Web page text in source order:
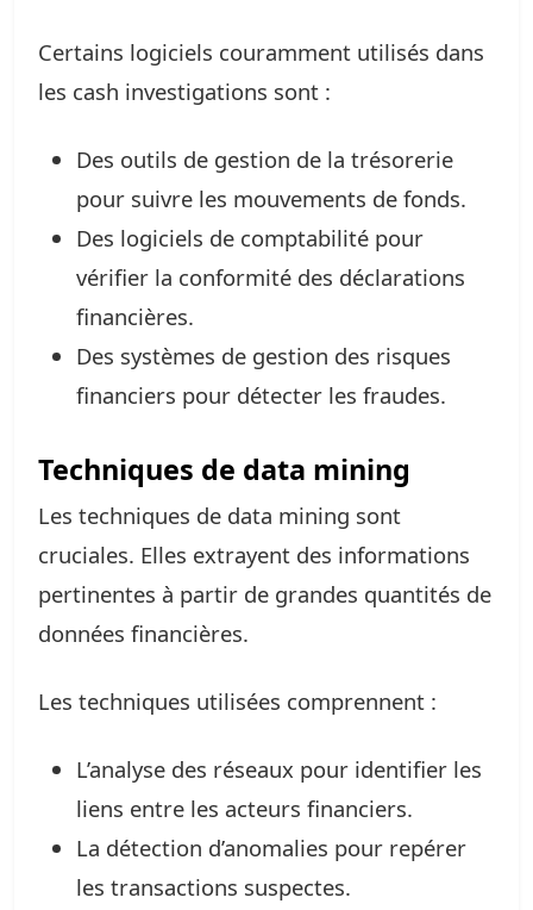
Certains logiciels couramment utilisés dans
les cash investigations sont :
Des outils de gestion de la trésorerie
pour suivre les mouvements de fonds.
Des logiciels de comptabilité pour
vérifier la conformité des déclarations
financières.
Des systèmes de gestion des risques
financiers pour détecter les fraudes.
Techniques de data mining
Les techniques de data mining sont
cruciales. Elles extrayent des informations
pertinentes à partir de grandes quantités de
données financières.
Les techniques utilisées comprennent :
L’analyse des réseaux pour identifier les
liens entre les acteurs financiers.
La détection d’anomalies pour repérer
les transactions suspectes.